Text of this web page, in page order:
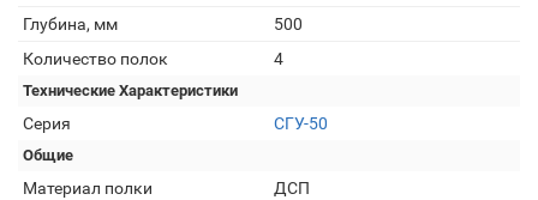
Глубина, мм
500
Количество полок
4
Технические Характеристики
Серия СГУ-50
Общие
Материал полки
ДСП